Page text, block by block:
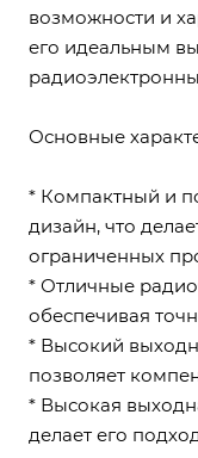
возможности и
его идеальным
Основные
* Компактный и
дизайн, что
ограниченных
* Отличные
обеспечивая
* Высокий
позволяет
* Высокая
делает его